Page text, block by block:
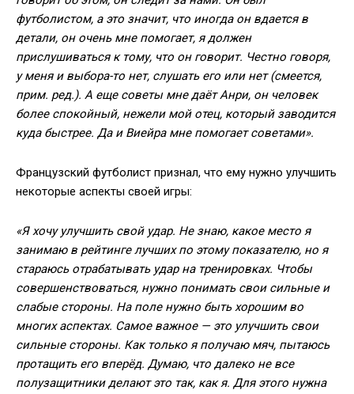
футболистом, а это значит, что иногда он вдается в
детали, он очень мне помогает, я должен
прислушиваться к тому, что он говорит. Честно говоря,
у меня и выбора-то нет, слушать его или нет (смеется,
прим. ред.). А еще советы мне даёт Анри, он человек
более спокойный, нежели мой отец, который заводится
куда быстрее. Да и Виейра мне помогает советами».
Французский футболист признал, что ему нужно улучшить
некоторые аспекты своей игры:
«Я хочу улучшить свой удар. Не знаю, какое место я
занимаю в рейтинге лучших по этому показателю, но я
стараюсь отрабатывать удар на тренировках. Чтобы
совершенствоваться, нужно понимать свои сильные и
слабые стороны. На поле нужно быть хорошим во
многих аспектах. Самое важное — это улучшить свои
сильные стороны. Как только я получаю мяч, пытаюсь
протащить его вперёд. Думаю, что далеко не все
полузащитники делают это так, как я. Для этого нужна